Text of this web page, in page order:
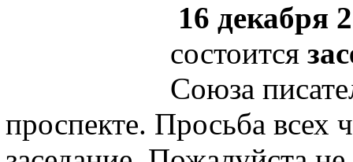
16 декабря
состоится
Союза
проспекте. Просьба всех